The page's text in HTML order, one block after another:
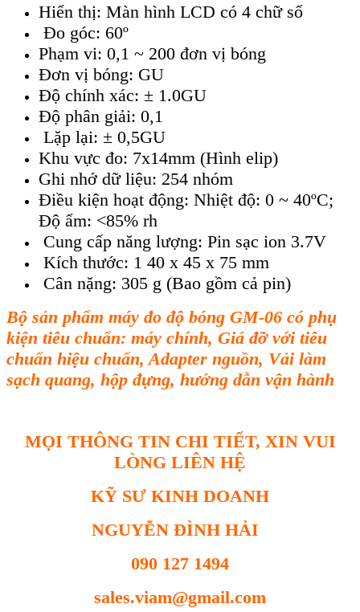
Hiển thị: Màn hình LCD có 4 chữ số
Đo góc: 60º
Phạm vi: 0,1 ~ 200 đơn vị bóng
Đơn vị bóng: GU
Độ chính xác: ± 1.0GU
Độ phân giải: 0,1
Lặp lại: ± 0,5GU
Khu vực đo: 7x14mm (Hình elip)
Ghi nhớ dữ liệu: 254 nhóm
Điều kiện hoạt động: Nhiệt độ: 0 ~ 40ºC;
Độ ẩm: <85% rh
Cung cấp năng lượng: Pin sạc ion 3.7V
Kích thước: 1 40 x 45 x 75 mm
Cân nặng: 305 g (Bao gồm cả pin)
Bộ sản phẩm máy đo độ bóng GM-06 có phụ
kiện tiêu chuẩn: máy chính, Giá đỡ với tiêu
chuẩn hiệu chuẩn, Adapter nguồn, Vải làm
sạch quang, hộp đựng, hướng dẫn vận hành
MỌI THÔNG TIN CHI TIẾT, XIN VUI
LÒNG LIÊN HỆ
KỸ SƯ KINH DOANH
NGUYỄN ĐÌNH HẢI
090 127 1494
sales.viam@gmail.com